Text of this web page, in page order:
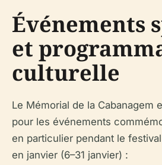
Événements
et
culturelle
Le Mémorial de la Cabanagem
pour les événements
en particulier pendant le
en janvier (6–31 janvier) :